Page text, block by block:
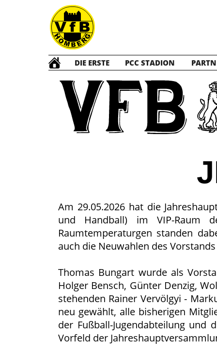
DIE ERSTE PCC STADION
Am 29.05.2026 hat die
und Handball) im VIP-Raum
Raumtemperaturgen standen
auch die Neuwahlen des
Thomas Bungart wurde als
Holger Bensch, Günter Denzig,
stehenden Rainer Vervölgyi -
neu gewählt, alle bisherigen
der Fußball-Jugendabteilung und
Vorfeld der